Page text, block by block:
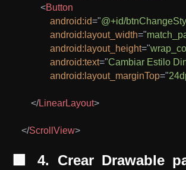
<Button
android:id="@+id/
android: layout_width="
android: layout_height="
android:text="Cambiar Estilo
android: layout_marginTop="
</LinearLayout>
</ScrollView>
🟩 4. Crear Drawable